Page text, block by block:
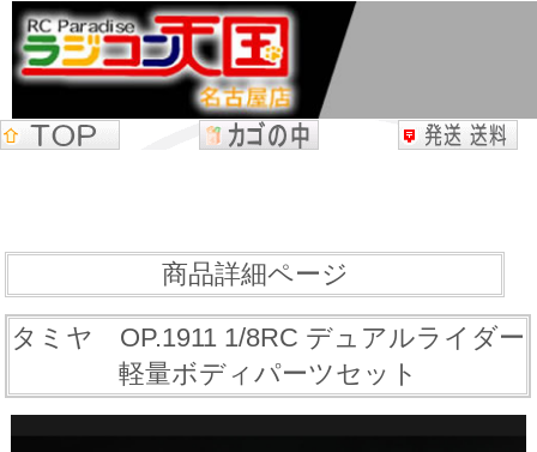
商品詳細ページ
タミヤ OP.1911 1/8RC デュアルライダー
軽量ボディパーツセット